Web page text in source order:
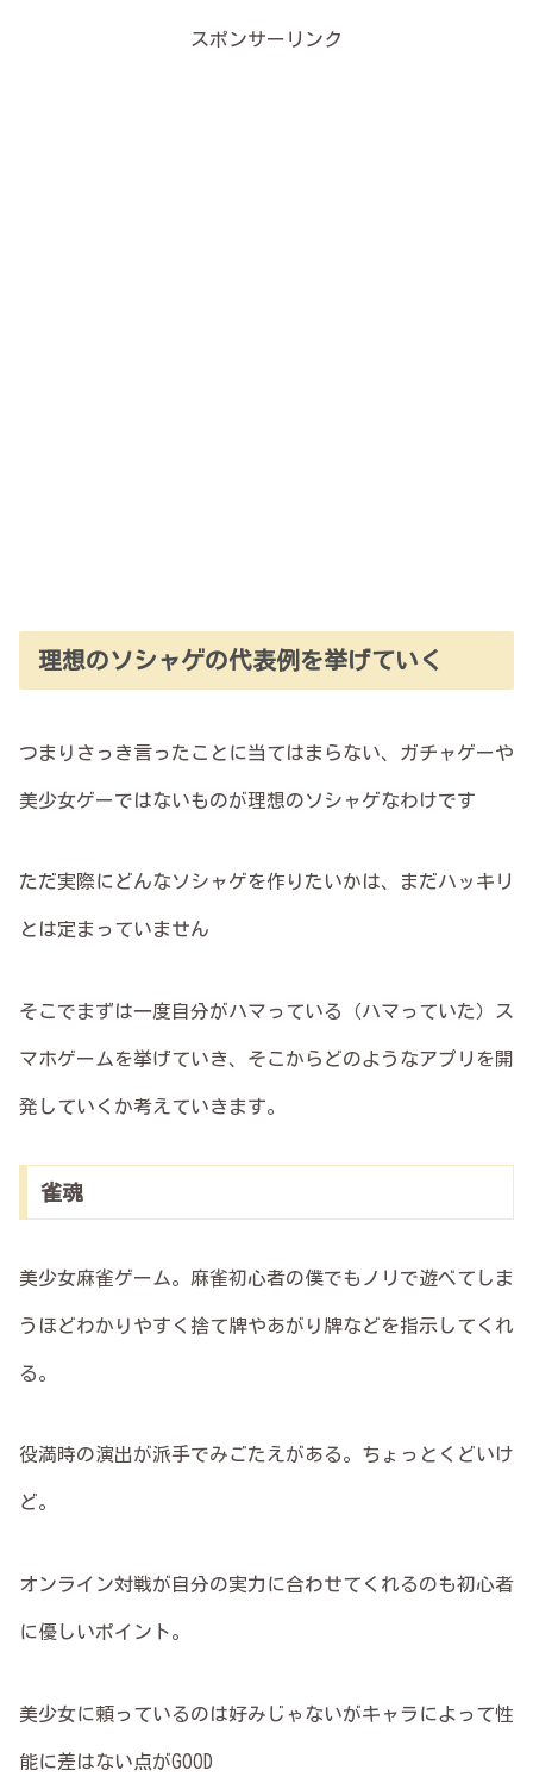
スポンサーリンク
理想のソシャゲの代表例を挙げていく
つまりさっき言ったことに当てはまらない、ガチャゲーや
美少女ゲーではないものが理想のソシャゲなわけです
ただ実際にどんなソシャゲを作りたいかは、まだハッキリ
とは定まっていません
そこでまずは一度自分がハマっている（ハマっていた）ス
マホゲームを挙げていき、そこからどのようなアプリを開
発していくか考えていきます。
雀魂
美少女麻雀ゲーム。麻雀初心者の僕でもノリで遊べてしま
うほどわかりやすく捨て牌やあがり牌などを指示してくれ
る。
役満時の演出が派手でみごたえがある。ちょっとくどいけ
ど。
オンライン対戦が自分の実力に合わせてくれるのも初心者
に優しいポイント。
美少女に頼っているのは好みじゃないがキャラによって性
能に差はない点がGOOD